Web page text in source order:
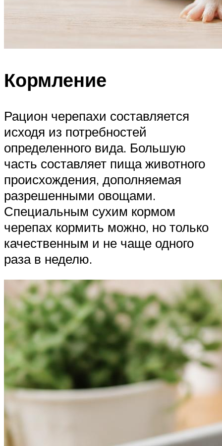
Кормление
Рацион черепахи составляется
исходя из потребностей
определенного вида. Большую
часть составляет пища животного
происхождения, дополняемая
разрешенными овощами.
Специальным сухим кормом
черепах кормить можно, но только
качественным и не чаще одного
раза в неделю.